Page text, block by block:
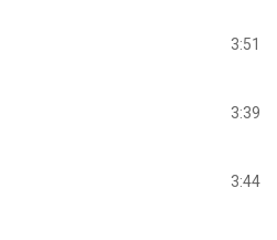
3:51
3:39
3:44